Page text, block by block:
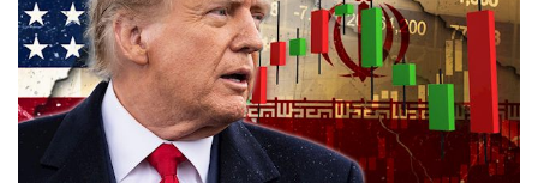
רכילות
עסקית
קריפטו